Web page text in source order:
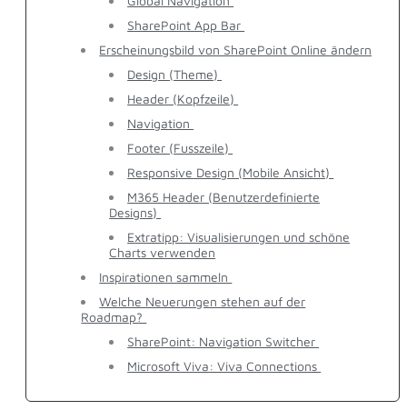
SharePoint App Bar
Erscheinungsbild von SharePoint Online ändern
Design (Theme)
Header (Kopfzeile)
Navigation
Footer (Fusszeile)
Responsive Design (Mobile Ansicht)
M365 Header (Benutzerdefinierte
Designs)
Extratipp: Visualisierungen und schöne
Charts verwenden
Inspirationen sammeln
Welche Neuerungen stehen auf der
Roadmap?
SharePoint: Navigation Switcher
Microsoft Viva: Viva Connections